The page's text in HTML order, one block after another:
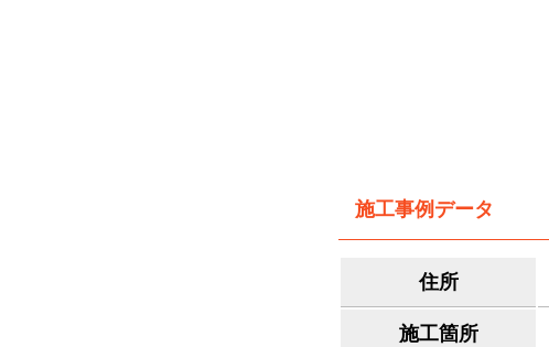
施工事例データ
住所
施工箇所